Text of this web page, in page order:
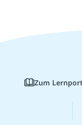
Zum